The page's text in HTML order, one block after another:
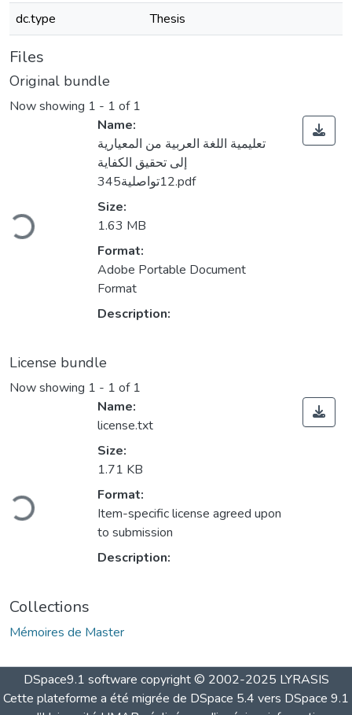
dc.type
Thesis
Files
Original bundle
Now showing 1 - 1 of 1
Name:
تعليمية اللغة العربية من المعيارية
إلى تحقيق الكفاية
12تواصلية345.pdf
Size:
1.63 MB
Format:
Adobe Portable Document
Format
Description:
License bundle
Now showing 1 - 1 of 1
Name:
license.txt
Size:
1.71 KB
Format:
Item-specific license agreed upon
to submission
Description:
Collections
Mémoires de Master
DSpace9.1 software copyright © 2002-2025 LYRASIS
Cette plateforme a été migrée de DSpace 5.4 vers DSpace 9.1